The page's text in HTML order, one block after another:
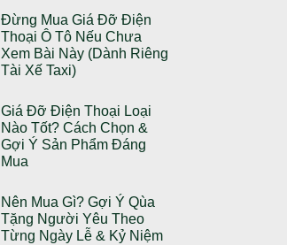
Đừng Mua Giá Đỡ Điện
Thoại Ô Tô Nếu Chưa
Xem Bài Này (Dành Riêng
Tài Xế Taxi)
Giá Đỡ Điện Thoại Loại
Nào Tốt? Cách Chọn &
Gợi Ý Sản Phẩm Đáng
Mua
Nên Mua Gì? Gợi Ý Qùa
Tặng Người Yêu Theo
Từng Ngày Lễ & Kỷ Niệm